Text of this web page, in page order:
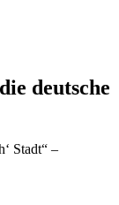
deutsche
Stadt“ –